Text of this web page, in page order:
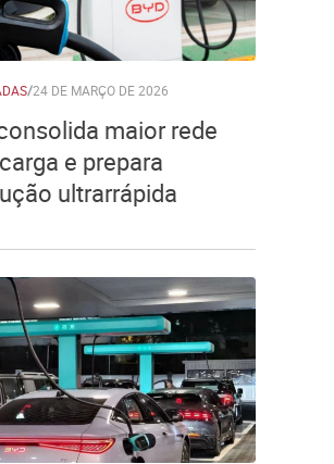
/24 DE MARÇO DE 2026
maior rede
e prepara
ultrarrápida